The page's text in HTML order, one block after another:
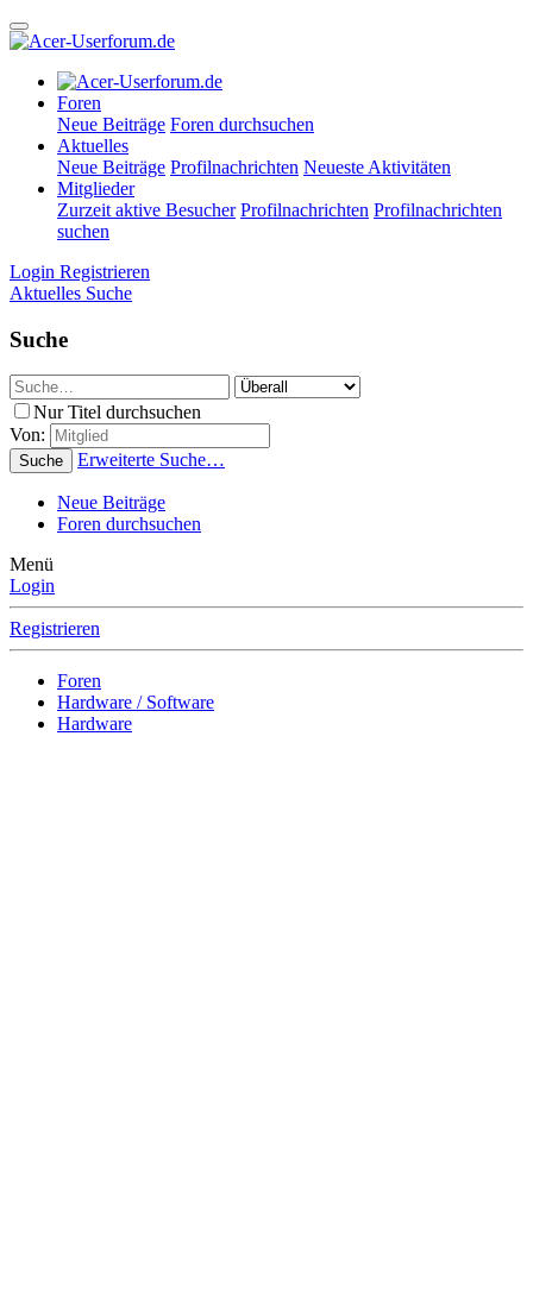
Foren
Neue Beiträge Foren durchsuchen
Aktuelles
Neue Beiträge Profilnachrichten Neueste Aktivitäten
Mitglieder
Zurzeit aktive Besucher Profilnachrichten Profilnachrichten
suchen
Login Registrieren
Aktuelles Suche
Suche
Nur Titel durchsuchen
Von:
Suche Erweiterte Suche…
Neue Beiträge
Foren durchsuchen
Menü
Login
Registrieren
Foren
Hardware / Software
Hardware